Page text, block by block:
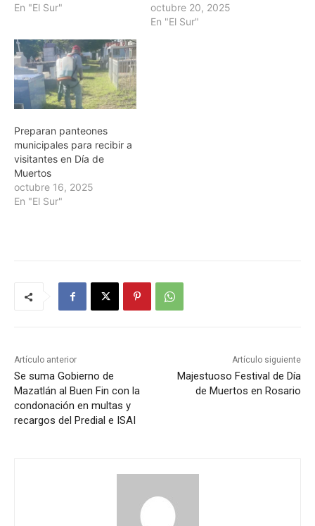
En "El Sur"
octubre 20, 2025
En "El Sur"
Preparan panteones
municipales para recibir a
visitantes en Día de
Muertos
octubre 16, 2025
En "El Sur"
Artículo anterior
Se suma Gobierno de
Mazatlán al Buen Fin con la
condonación en multas y
recargos del Predial e ISAI
Artículo siguiente
Majestuoso Festival de Día
de Muertos en Rosario